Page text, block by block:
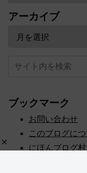
アーカイブ
ブックマーク
お問い合わせ
このブログに
にほんブログ村